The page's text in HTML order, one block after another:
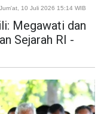
Jum'at, 10 Juli 2026 15:14 WIB
Megawati dan
Sejarah RI -